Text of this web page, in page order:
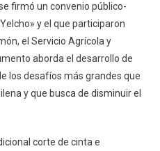
firmó un convenio público-
y el que participaron
el Servicio Agrícola y
aborda el desarrollo de
los desafíos más grandes que
y que busca de disminuir el
corte de cinta e